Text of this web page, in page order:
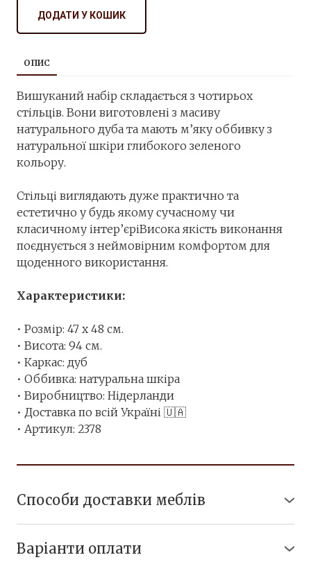
ДОДАТИ У КОШИК
ОПИС
Вишуканий набір складається з чотирьох
стільців. Вони виготовлені з масиву
натурального дуба та мають м’яку оббивку з
натуральної шкіри глибокого зеленого
кольору.
Стільці виглядають дуже практично та
естетично у будь якому сучасному чи
класичному інтер’єріВисока якість виконання
поєднується з неймовірним комфортом для
щоденного використання.
Характеристики:
• Розмір: 47 х 48 см.
• Висота: 94 см.
• Каркас: дуб
• Оббивка: натуральна шкіра
• Виробництво: Нідерланди
• Доставка по всій Україні 🇺🇦
• Артикул: 2378
Способи доставки меблів
● Доставка по Україні: ТК "Нова Пошта" або
Варіанти оплати